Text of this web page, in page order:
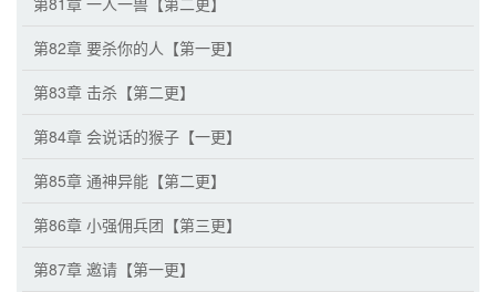
第82章 要杀你的人【第一更】
第83章 击杀【第二更】
第84章 会说话的猴子【一更】
第85章 通神异能【第二更】
第86章 小强佣兵团【第三更】
第87章 邀请【第一更】